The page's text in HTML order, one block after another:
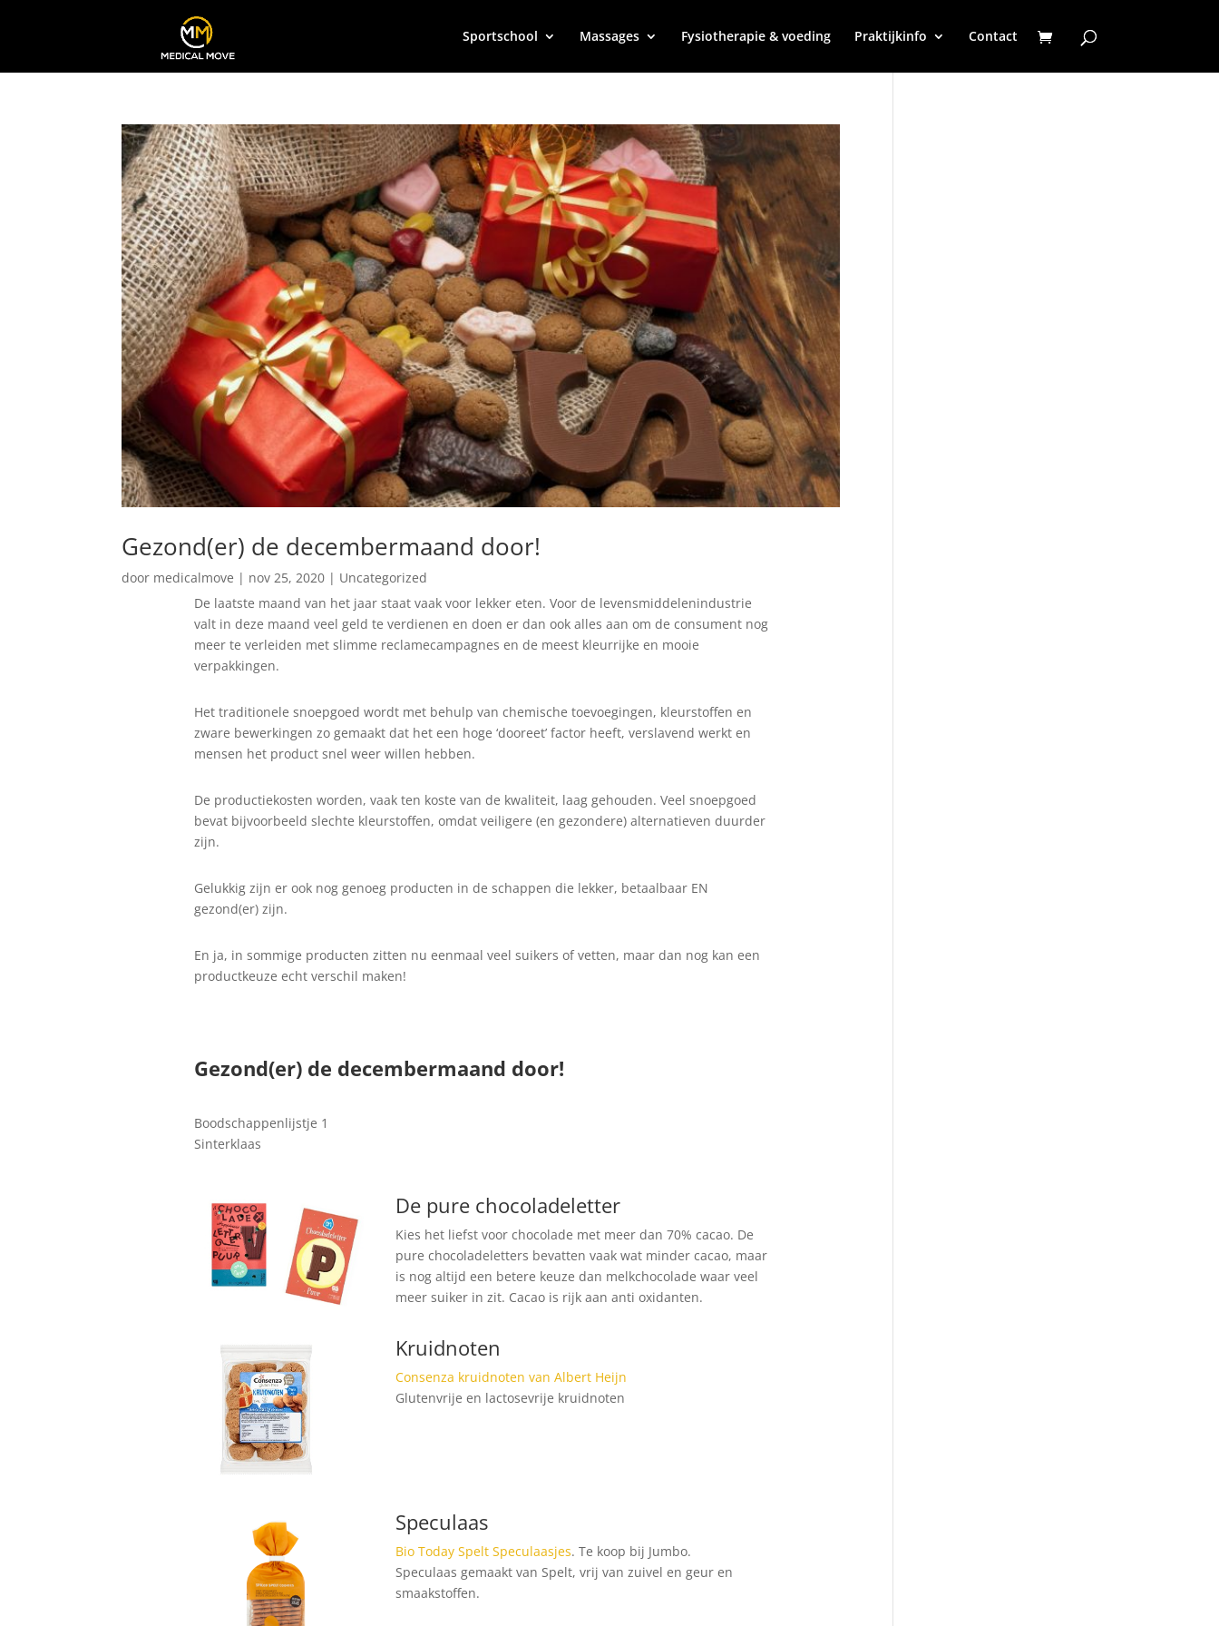
Sportschool Massages Fysiotherapie & voeding Praktijkinfo Contact
Gezond(er) de decembermaand door!
door medicalmove | nov 25, 2020 | Uncategorized
De laatste maand van het jaar staat vaak voor lekker eten. Voor de levensmiddelenindustrie
valt in deze maand veel geld te verdienen en doen er dan ook alles aan om de consument nog
meer te verleiden met slimme reclamecampagnes en de meest kleurrijke en mooie
verpakkingen.
Het traditionele snoepgoed wordt met behulp van chemische toevoegingen, kleurstoffen en
zware bewerkingen zo gemaakt dat het een hoge ‘dooreet’ factor heeft, verslavend werkt en
mensen het product snel weer willen hebben.
De productiekosten worden, vaak ten koste van de kwaliteit, laag gehouden. Veel snoepgoed
bevat bijvoorbeeld slechte kleurstoffen, omdat veiligere (en gezondere) alternatieven duurder
zijn.
Gelukkig zijn er ook nog genoeg producten in de schappen die lekker, betaalbaar EN
gezond(er) zijn.
En ja, in sommige producten zitten nu eenmaal veel suikers of vetten, maar dan nog kan een
productkeuze echt verschil maken!
Gezond(er) de decembermaand door!
Boodschappenlijstje 1
Sinterklaas
De pure chocoladeletter
Kies het liefst voor chocolade met meer dan 70% cacao. De
pure chocoladeletters bevatten vaak wat minder cacao, maar
is nog altijd een betere keuze dan melkchocolade waar veel
meer suiker in zit. Cacao is rijk aan anti oxidanten.
Kruidnoten
Consenza kruidnoten van Albert Heijn
Glutenvrije en lactosevrije kruidnoten
Speculaas
Bio Today Spelt Speculaasjes. Te koop bij Jumbo.
Speculaas gemaakt van Spelt, vrij van zuivel en geur en
smaakstoffen.